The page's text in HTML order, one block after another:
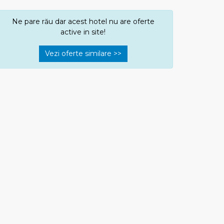
Ne pare rău dar acest hotel nu are oferte
active in site!
Vezi oferte similare >>